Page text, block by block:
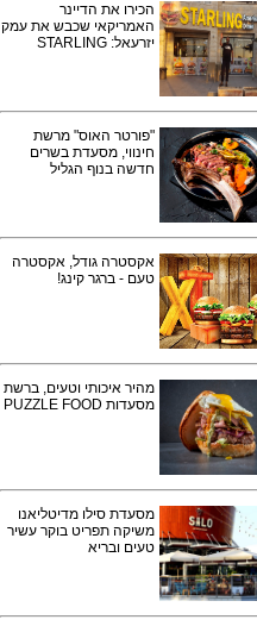
הכירו את הדיינר
האמריקאי שכבש את עמק
יזרעאל: STARLING
"פורטר האוס" מרשת
חינווי, מסעדת בשרים
חדשה בנוף הגליל
אקסטרה גודל, אקסטרה
טעם - ברגר קינג!
מהיר איכותי וטעים, ברשת
מסעדות PUZZLE FOOD
מסעדת סילו מדיטליאנו
משיקה תפריט בוקר עשיר
טעים ובריא